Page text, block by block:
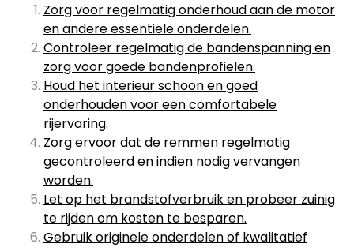
Zorg voor regelmatig onderhoud aan de motor
en andere essentiële onderdelen.
Controleer regelmatig de bandenspanning en
zorg voor goede bandenprofielen.
Houd het interieur schoon en goed
onderhouden voor een comfortabele
rijervaring.
Zorg ervoor dat de remmen regelmatig
gecontroleerd en indien nodig vervangen
worden.
Let op het brandstofverbruik en probeer zuinig
te rijden om kosten te besparen.
Gebruik originele onderdelen of kwalitatief